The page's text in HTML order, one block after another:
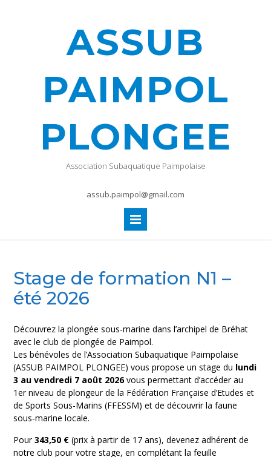
ASSUB
PAIMPOL
PLONGEE
Association Subaquatique Paimpolaise
assub.paimpol@gmail.com
Stage de formation N1 –
été 2026
Découvrez la plongée sous-marine dans l’archipel de Bréhat
avec le club de plongée de Paimpol.
Les bénévoles de l’Association Subaquatique Paimpolaise
(ASSUB PAIMPOL PLONGEE) vous propose un stage du lundi
3 au vendredi 7 août 2026vous permettant d’accéder au
1er niveau de plongeur de la Fédération Française d’Etudes et
de Sports Sous-Marins (FFESSM) et de découvrir la faune
sous-marine locale.
Pour343,50 € (prix à partir de 17 ans), devenez adhérent de
notre club pour votre stage, en complétant la feuille